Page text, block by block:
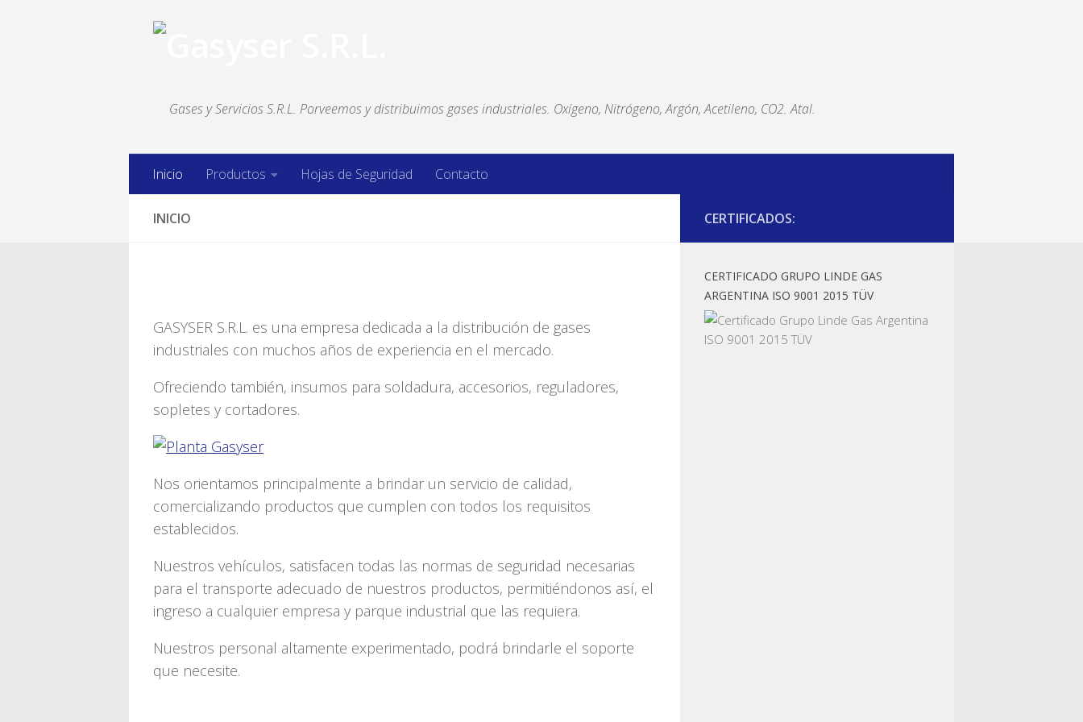
Gases y Servicios S.R.L. Porveemos y distribuimos gases industriales. Oxígeno, Nitrógeno, Argón, Acetileno, CO2. Atal.
Inicio Productos Hojas de Seguridad Contacto
INICIO
GASYSER S.R.L. es una empresa dedicada a la distribución de gases
industriales con muchos años de experiencia en el mercado.
Ofreciendo también, insumos para soldadura, accesorios, reguladores,
sopletes y cortadores.
Nos orientamos principalmente a brindar un servicio de calidad,
comercializando productos que cumplen con todos los requisitos
establecidos.
Nuestros vehículos, satisfacen todas las normas de seguridad necesarias
para el transporte adecuado de nuestros productos, permitiéndonos así, el
ingreso a cualquier empresa y parque industrial que las requiera.
Nuestros personal altamente experimentado, podrá brindarle el soporte
que necesite.
CERTIFICADOS:
CERTIFICADO GRUPO LINDE GAS
ARGENTINA ISO 9001 2015 TÜV